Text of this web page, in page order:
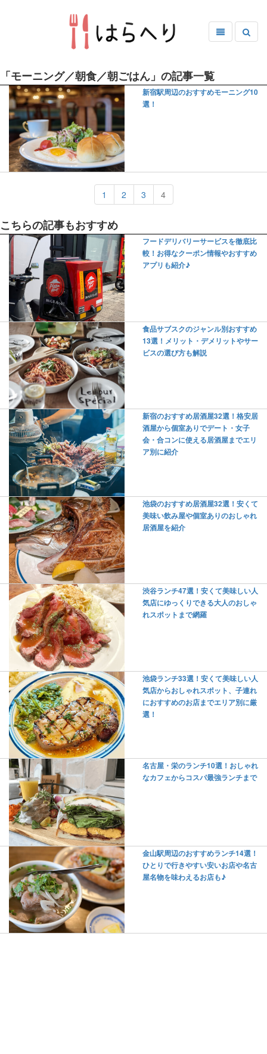
「モーニング／朝食／朝ごはん」の記事一覧
新宿駅周辺のおすすめモーニング10
選！
1 2 3 4
こちらの記事もおすすめ
フードデリバリーサービスを徹底比
較！お得なクーポン情報やおすすめ
アプリも紹介♪
食品サブスクのジャンル別おすすめ
13選！メリット・デメリットやサー
ビスの選び方も解説
新宿のおすすめ居酒屋32選！格安居
酒屋から個室ありでデート・女子
会・合コンに使える居酒屋までエリ
ア別に紹介
池袋のおすすめ居酒屋32選！安くて
美味い飲み屋や個室ありのおしゃれ
居酒屋を紹介
渋谷ランチ47選！安くて美味しい人
気店にゆっくりできる大人のおしゃ
れスポットまで網羅
池袋ランチ33選！安くて美味しい人
気店からおしゃれスポット、子連れ
におすすめのお店までエリア別に厳
選！
名古屋・栄のランチ10選！おしゃれ
なカフェからコスパ最強ランチまで
金山駅周辺のおすすめランチ14選！
ひとりで行きやすい安いお店や名古
屋名物を味わえるお店も♪